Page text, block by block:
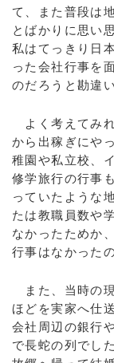
て、また普段は
とばかりに思い
私はてっきり日
った会社行事を
のだろうと勘違
よく考えてみ
から出稼ぎにや
稚園や私立校、
修学旅行の行事
っていたような
たは教職員数や
なかったためか
行事はなかった
また、当時の
ほどを実家へ仕
会社周辺の銀行
で長蛇の列でし